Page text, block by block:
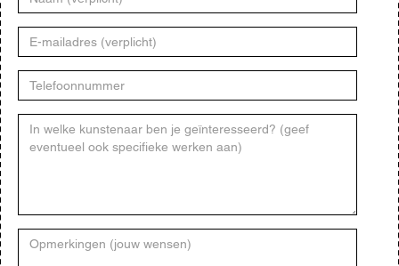
E-
mailadres
Telefoonnummer
Kunstenaar
Opmerkingen
(jouw